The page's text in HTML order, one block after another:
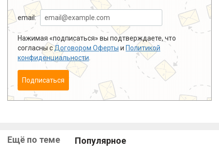
email:
Нажимая «подписаться» вы подтверждаете, что
согласны сДоговором Оферты и Политикой
конфиденциальности
Подписаться
Ещё по теме Популярное